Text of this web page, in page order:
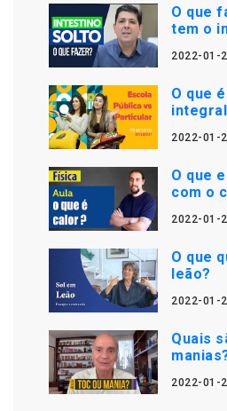
O que
tem o
2022-01-
O que
2022-01-
O que
com o
2022-01-
O que
leão?
2022-01-
Quais
2022-01-